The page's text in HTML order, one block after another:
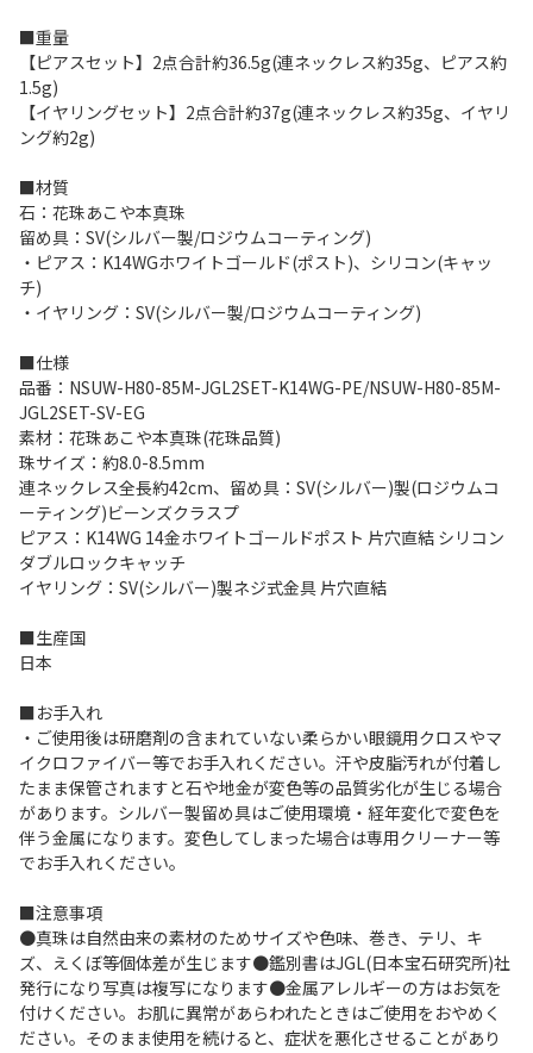
■重量
【ピアスセット】2点合計約36.5g(連ネックレス約35g、ピアス約
1.5g)
【イヤリングセット】2点合計約37g(連ネックレス約35g、イヤリ
ング約2g)
■材質
石：花珠あこや本真珠
留め具：SV(シルバー製/ロジウムコーティング)
・ピアス：K14WGホワイトゴールド(ポスト)、シリコン(キャッ
チ)
・イヤリング：SV(シルバー製/ロジウムコーティング)
■仕様
品番：NSUW-H80-85M-JGL2SET-K14WG-PE/NSUW-H80-85M-
JGL2SET-SV-EG
素材：花珠あこや本真珠(花珠品質)
珠サイズ：約8.0-8.5mm
連ネックレス全長約42cm、留め具：SV(シルバー)製(ロジウムコ
ーティング)ビーンズクラスプ
ピアス：K14WG 14金ホワイトゴールドポスト 片穴直結 シリコン
ダブルロックキャッチ
イヤリング：SV(シルバー)製ネジ式金具 片穴直結
■生産国
日本
■お手入れ
・ご使用後は研磨剤の含まれていない柔らかい眼鏡用クロスやマ
イクロファイバー等でお手入れください。汗や皮脂汚れが付着し
たまま保管されますと石や地金が変色等の品質劣化が生じる場合
があります。シルバー製留め具はご使用環境・経年変化で変色を
伴う金属になります。変色してしまった場合は専用クリーナー等
でお手入れください。
■注意事項
●真珠は自然由来の素材のためサイズや色味、巻き、テリ、キ
ズ、えくぼ等個体差が生じます●鑑別書はJGL(日本宝石研究所)社
発行になり写真は複写になります●金属アレルギーの方はお気を
付けください。お肌に異常があらわれたときはご使用をおやめく
ださい。そのまま使用を続けると、症状を悪化させることがあり